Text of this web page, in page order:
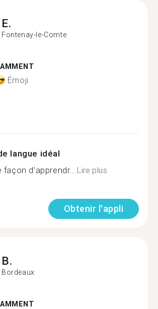
E.
Fontenay-le-Comte
Émoji
langue idéal
façon d’apprendr...Lire plus
Obtenir l'appli
B.
Bordeaux